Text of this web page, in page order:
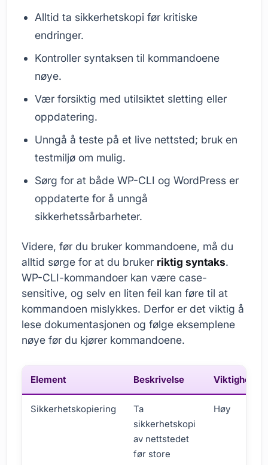
Alltid ta sikkerhetskopi før kritiske
endringer.
Kontroller syntaksen til kommandoene
nøye.
Vær forsiktig med utilsiktet sletting eller
oppdatering.
Unngå å teste på et live nettsted; bruk en
testmiljø om mulig.
Sørg for at både WP-CLI og WordPress er
oppdaterte for å unngå
sikkerhetssårbarheter.
Videre, før du bruker kommandoene, må du
alltid sørge for at du bruker riktig syntaks.
WP-CLI-kommandoer kan være case-
sensitive, og selv en liten feil kan føre til at
kommandoen mislykkes. Derfor er det viktig å
lese dokumentasjonen og følge eksemplene
nøye før du kjører kommandoene.
Element Beskrivelse Viktighet
Sikkerhetskopiering
Ta
sikkerhetskopi
av nettstedet
før store
Høy